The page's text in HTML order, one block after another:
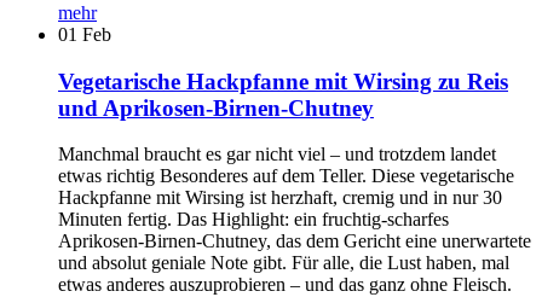
mehr
01 Feb
Vegetarische Hackpfanne mit Wirsing zu Reis
und Aprikosen-Birnen-Chutney
Manchmal braucht es gar nicht viel – und trotzdem landet
etwas richtig Besonderes auf dem Teller. Diese vegetarische
Hackpfanne mit Wirsing ist herzhaft, cremig und in nur 30
Minuten fertig. Das Highlight: ein fruchtig-scharfes
Aprikosen-Birnen-Chutney, das dem Gericht eine unerwartete
und absolut geniale Note gibt. Für alle, die Lust haben, mal
etwas anderes auszuprobieren – und das ganz ohne Fleisch.